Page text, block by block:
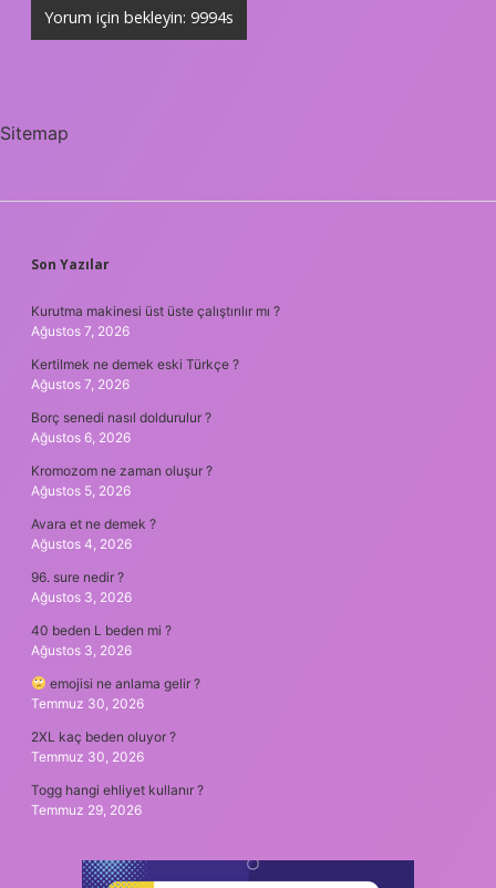
Sitemap
SIDEBAR
Son Yazılar
Kurutma makinesi üst üste çalıştırılır mı ?
Ağustos 7, 2026
Kertilmek ne demek eski Türkçe ?
Ağustos 7, 2026
Borç senedi nasıl doldurulur ?
Ağustos 6, 2026
Kromozom ne zaman oluşur ?
Ağustos 5, 2026
Avara et ne demek ?
Ağustos 4, 2026
96. sure nedir ?
Ağustos 3, 2026
40 beden L beden mi ?
Ağustos 3, 2026
emojisi ne anlama gelir ?
Temmuz 30, 2026
2XL kaç beden oluyor ?
Temmuz 30, 2026
Togg hangi ehliyet kullanır ?
Temmuz 29, 2026